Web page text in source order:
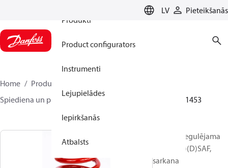
LV
Pieteikšanās
Produkti
Product configurators
Instrumenti
Lejupielādes
Iepirkšanās
Atbalsts
Home Produkti
Spiediena un plūsmas kontrolieri
003G1453
Atspere, regulējama
AFP(B)(Q)(D)SAF,
sarkana